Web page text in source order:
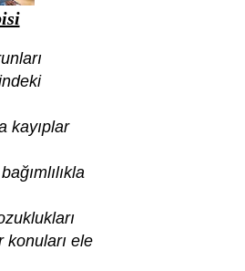
kayıplar
konuları ele